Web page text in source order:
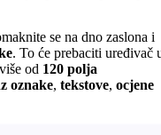
se na dno zaslona i
. To će prebaciti uređivač
od 120 polja
oznake, tekstove, ocjene